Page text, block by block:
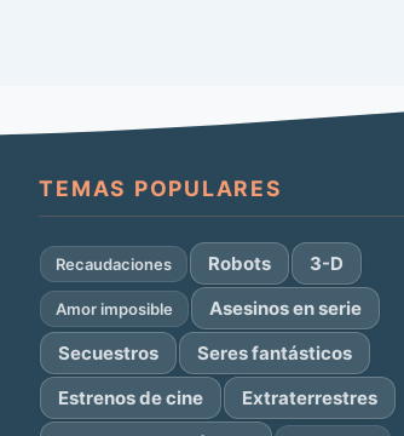
TEMAS POPULARES
Recaudaciones Robots 3-D
Amor imposible
Asesinos en serie
Secuestros
Seres fantásticos
Estrenos de cine
Extraterrestres